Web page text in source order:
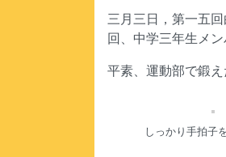
三月三日，第一五
回、中学三年生メ
平素、運動部で鍛
しっかり手拍子